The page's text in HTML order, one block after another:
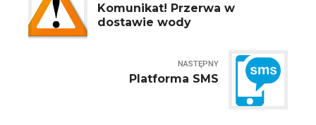
Komunikat! Przerwa w
dostawie wody
NASTĘPNY
Platforma SMS